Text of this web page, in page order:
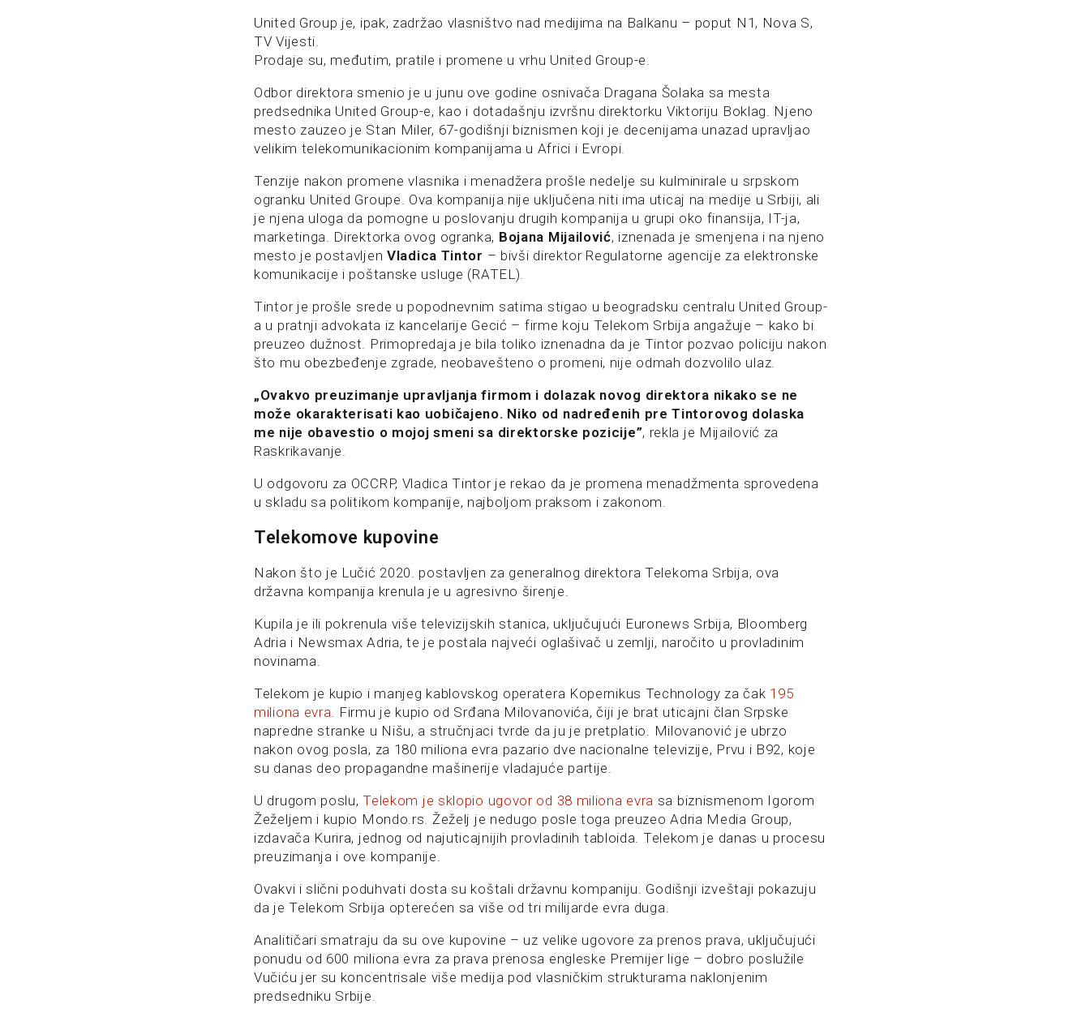
United Group je, ipak, zadržao vlasništvo nad medijima na Balkanu – poput N1, Nova S,
TV Vijesti.
Prodaje su, međutim, pratile i promene u vrhu United Group-e.
Odbor direktora smenio je u junu ove godine osnivača Dragana Šolaka sa mesta
predsednika United Group-e, kao i dotadašnju izvršnu direktorku Viktoriju Boklag. Njeno
mesto zauzeo je Stan Miler, 67-godišnji biznismen koji je decenijama unazad upravljao
velikim telekomunikacionim kompanijama u Africi i Evropi.
Tenzije nakon promene vlasnika i menadžera prošle nedelje su kulminirale u srpskom
ogranku United Groupe. Ova kompanija nije uključena niti ima uticaj na medije u Srbiji, ali
je njena uloga da pomogne u poslovanju drugih kompanija u grupi oko finansija, IT-ja,
marketinga. Direktorka ovog ogranka, Bojana Mijailović, iznenada je smenjena i na njeno
mesto je postavljen Vladica Tintor – bivši direktor Regulatorne agencije za elektronske
komunikacije i poštanske usluge (RATEL).
Tintor je prošle srede u popodnevnim satima stigao u beogradsku centralu United Group-
a u pratnji advokata iz kancelarije Gecić – firme koju Telekom Srbija angažuje – kako bi
preuzeo dužnost. Primopredaja je bila toliko iznenadna da je Tintor pozvao policiju nakon
što mu obezbeđenje zgrade, neobavešteno o promeni, nije odmah dozvolilo ulaz.
„Ovakvo preuzimanje upravljanja firmom i dolazak novog direktora nikako se ne
može okarakterisati kao uobičajeno. Niko od nadređenih pre Tintorovog dolaska
me nije obavestio o mojoj smeni sa direktorske pozicije”, rekla je Mijailović za
Raskrikavanje.
U odgovoru za OCCRP, Vladica Tintor je rekao da je promena menadžmenta sprovedena
u skladu sa politikom kompanije, najboljom praksom i zakonom.
Telekomove kupovine
Nakon što je Lučić 2020. postavljen za generalnog direktora Telekoma Srbija, ova
državna kompanija krenula je u agresivno širenje.
Kupila je ili pokrenula više televizijskih stanica, uključujući Euronews Srbija, Bloomberg
Adria i Newsmax Adria, te je postala najveći oglašivač u zemlji, naročito u provladinim
novinama.
Telekom je kupio i manjeg kablovskog operatera Kopernikus Technology za čak 195
miliona evra . Firmu je kupio od Srđana Milovanovića, čiji je brat uticajni član Srpske
napredne stranke u Nišu, a stručnjaci tvrde da ju je pretplatio. Milovanović je ubrzo
nakon ovog posla, za 180 miliona evra pazario dve nacionalne televizije, Prvu i B92, koje
su danas deo propagandne mašinerije vladajuće partije.
U drugom poslu,Telekom je sklopio ugovor od 38 miliona evra sa biznismenom Igorom
Žeželjem i kupio Mondo.rs. Žeželj je nedugo posle toga preuzeo Adria Media Group,
izdavača Kurira, jednog od najuticajnijih provladinih tabloida. Telekom je danas u procesu
preuzimanja i ove kompanije.
Ovakvi i slični poduhvati dosta su koštali državnu kompaniju. Godišnji izveštaji pokazuju
da je Telekom Srbija opterećen sa više od tri milijarde evra duga.
Analitičari smatraju da su ove kupovine – uz velike ugovore za prenos prava, uključujući
ponudu od 600 miliona evra za prava prenosa engleske Premijer lige – dobro poslužile
Vučiću jer su koncentrisale više medija pod vlasničkim strukturama naklonjenim
predsedniku Srbije.